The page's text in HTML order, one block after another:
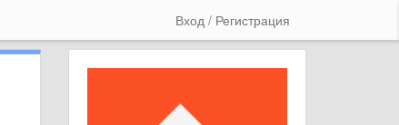
Вход / Регистрация